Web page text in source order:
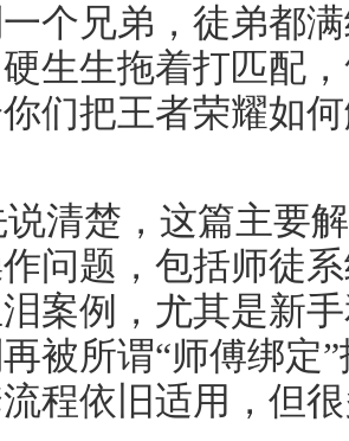
个兄弟，徒弟都
生生拖着打匹配
们把王者荣耀如
清楚，这篇主要
问题，包括师徒
案例，尤其是新
被所谓“师傅绑定
程依旧适用，但